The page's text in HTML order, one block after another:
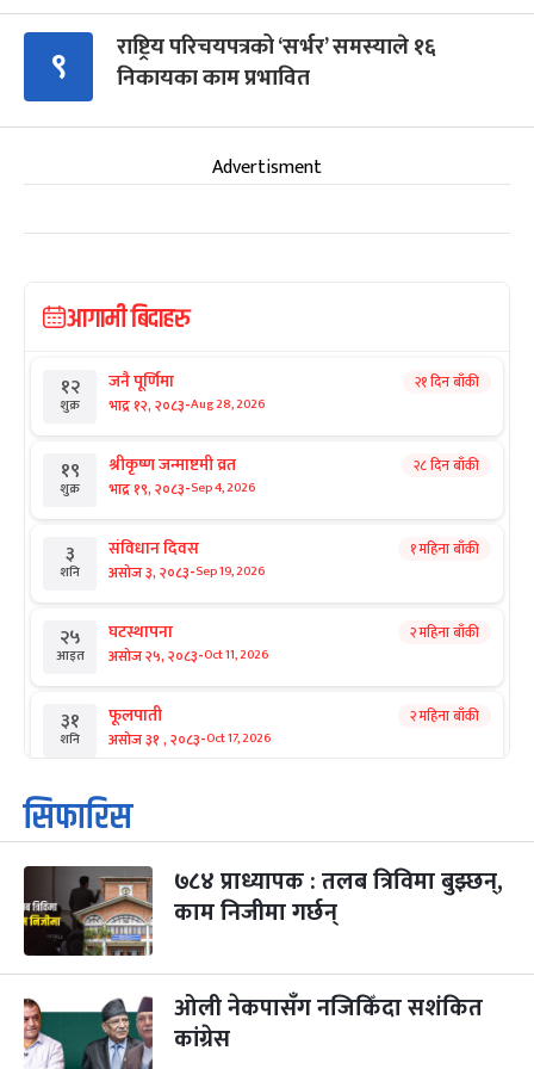
९
राष्ट्रिय परिचयपत्रको ‘सर्भर’ समस्याले १६
निकायका काम प्रभावित
Advertisment
आगामी बिदाहरु
१२
शुक्र
जनै पूर्णिमा
भाद्र १२, २०८३-Aug 28, 2026
२१ दिन बाँकी
१९
शुक्र
श्रीकृष्ण जन्माष्टमी व्रत
भाद्र १९, २०८३-Sep 4, 2026
२८ दिन बाँकी
३
शनि
संविधान दिवस
असोज ३, २०८३-Sep 19, 2026
१ महिना बाँकी
२५
आइत
घटस्थापना
असोज २५, २०८३-Oct 11, 2026
२ महिना बाँकी
३१
शनि
फूलपाती
असोज ३१ , २०८३-Oct 17, 2026
२ महिना बाँकी
१
आइत
कार्तिक सङ्क्रान्ति
कार्तिक १, २०८३
३
मंगल
महानवमी
कार्तिक ३, २०८३-Oct 20, 2026
२ महिना बाँकी
४
कार्तिक ४, २०८३ Oct 21, 2026
५ पापा‌ङ्कुशा एकादशी व्रत
सिफारिस
७८४ प्राध्यापक : तलब त्रिविमा बुझ्छन्,
काम निजीमा गर्छन्
ओली नेकपासँग नजिकिँदा सशंकित
कांग्रेस